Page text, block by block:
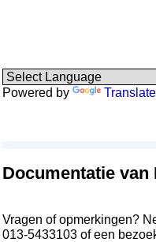
Powered by Translate
Documentatie van
Vragen of opmerkingen?
013-5433103 of een